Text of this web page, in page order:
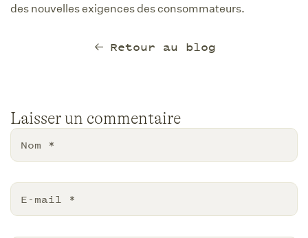
des nouvelles exigences des consommateurs.
Retour au blog
Laisser un commentaire
Nom *
E-mail *